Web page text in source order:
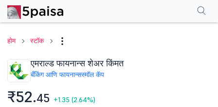
होम स्टॉक
एमराल्ड फायनान्स शेअर किंमत
बँकिंग आणि फायनान्सस्मॉल कॅप
₹52.45 +1.35 (2.64%)
परफॉर्मन्सफायनान्शियल्स एफएक्यू